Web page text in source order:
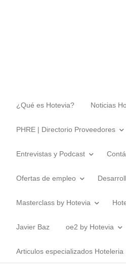
¿Qué es Hotevia? Noticias
PHRE | Directorio Proveedores
Entrevistas y Podcast
Ofertas de empleo
Masterclass by Hotevia
Javier Baz oe2 by Hotevia
Articulos especializados Hoteleria